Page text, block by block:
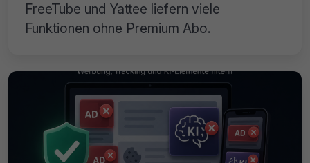
FreeTube und Yattee liefern viele
Funktionen ohne Premium Abo.